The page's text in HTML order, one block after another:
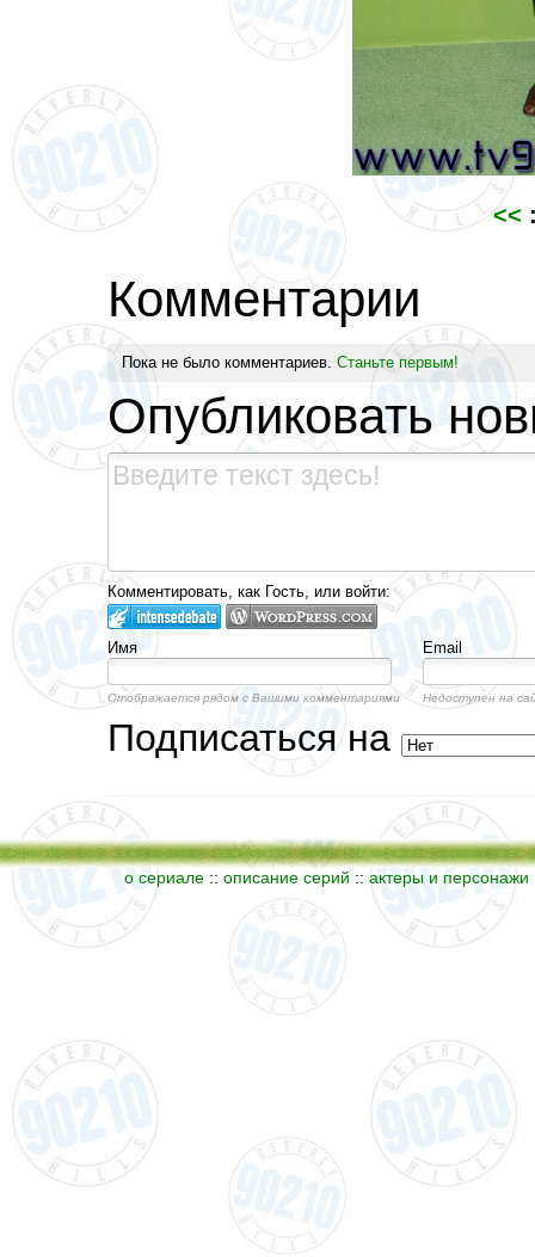
<<
Комментарии
Пока не было комментариев. Станьте первым!
Опубликовать
Комментировать, как Гость, или войти:
Имя Email
Отображается рядом с Вашими комментариями Недоступен на
Подписаться на
о сериале:: описание серий :: актеры и персонажи